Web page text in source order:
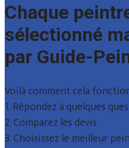
Chaque
sélectionné
par Guide-
Voilà comment cela
1. Répondez à quelques
2. Comparez les devis
3. Choisissez le meilleur